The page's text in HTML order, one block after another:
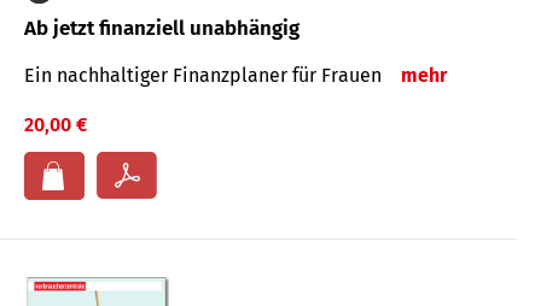
Ab jetzt finanziell unabhängig
Ein nachhaltiger Finanzplaner für Frauen mehr
20,00 €